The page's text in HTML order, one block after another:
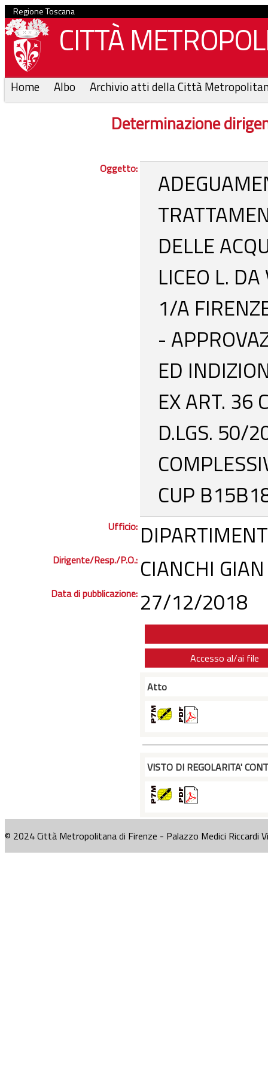
Regione Toscana
CITTÀ
Home Albo Archivio atti della Città
Determinazione
Oggetto:
DELLE
LICEO L.
1/A
-
ED
EX ART. 36
D.LGS. 50/
CUP
Ufficio:
Dirigente/Resp./P.O.: CIANCHI
Data di pubblicazione: 27/12/2018
Accesso al/ai file
Atto
VISTO DI REGOLARITA'
© 2024 Città Metropolitana di Firenze - Palazzo Medici Riccardi